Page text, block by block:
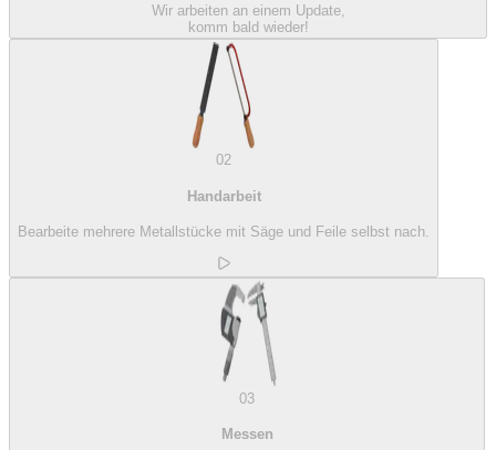
Wir arbeiten an einem Update,
komm bald wieder!
02
Handarbeit
Bearbeite mehrere Metallstücke mit Säge und Feile selbst nach.
03
Messen